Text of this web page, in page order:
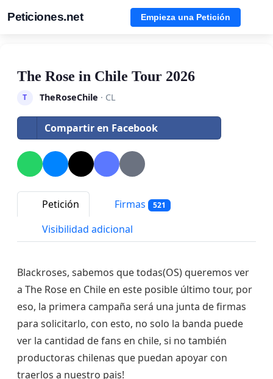
Peticiones.net Empieza una Petición
The Rose in Chile Tour 2026
T TheRoseChile · CL
Compartir en Facebook
Petición Firmas 521
Visibilidad adicional
Blackroses, sabemos que todas(OS) queremos ver
a The Rose en Chile en este posible último tour, por
eso, la primera campaña será una junta de firmas
para solicitarlo, con esto, no solo la banda puede
ver la cantidad de fans en chile, si no también
productoras chilenas que puedan apoyar con
traerlos a nuestro pais!